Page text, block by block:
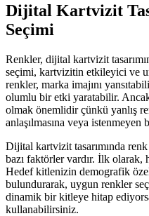
Dijital Kartvizit
Seçimi
Renkler, dijital kartvizit
seçimi, kartvizitin etkileyici ve
renkler, marka imajını
olumlu bir etki yaratabilir.
olmak önemlidir çünkü yanlış
anlaşılmasına veya
Dijital kartvizit tasarımında
bazı faktörler vardır. İlk
Hedef kitlenizin demografik
bulundurarak, uygun renkler
dinamik bir kitleye hitap
kullanabilirsiniz.